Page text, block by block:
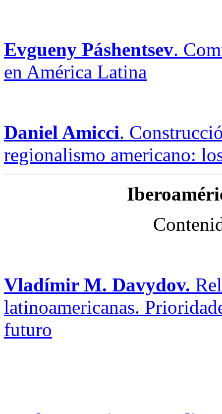
Evgueny Páshentsev.
en América Latina
Daniel Amicci.
regionalismo americano:
Vladímir M. Davydov.
latinoamericanas.
futuro